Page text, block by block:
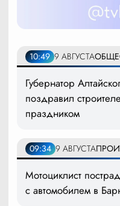
10:49 9 АВГУСТА
Губернатор
поздравил
праздником
09:34 9 АВГУСТА
Мотоциклист
с автомобилем в